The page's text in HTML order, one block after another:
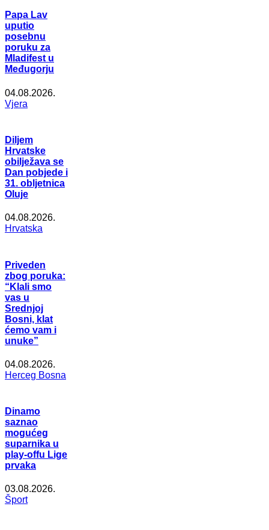
Papa Lav
uputio
posebnu
poruku za
Mladifest u
Međugorju
04.08.2026.
Vjera
Diljem
Hrvatske
obilježava se
Dan pobjede i
31. obljetnica
Oluje
04.08.2026.
Hrvatska
Priveden
zbog poruka:
“Klali smo
vas u
Srednjoj
Bosni, klat
ćemo vam i
unuke”
04.08.2026.
Herceg Bosna
Dinamo
saznao
mogućeg
suparnika u
play-offu Lige
prvaka
03.08.2026.
Šport